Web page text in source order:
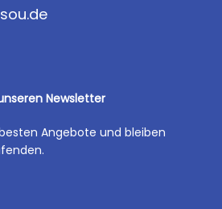
Newsletter
Angebote und bleiben